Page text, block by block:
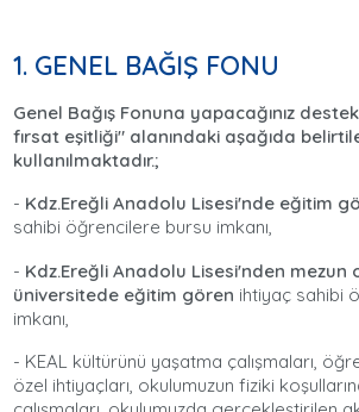
1. GENEL BAĞIŞ FONU
Genel Bağış Fonuna yapacağınız
fırsat eşitliği" alanındaki aşağıda
kullanılmaktadır.;
- Kdz.Ereğli Anadolu Lisesi'nde eğitim
sahibi öğrencilere bursu imkanı,
- Kdz.Ereğli Anadolu Lisesi'nden mezun
üniversitede eğitim gören ihtiyaç sahibi
imkanı,
- KEAL kültürünü yaşatma çalışmaları,
özel ihtiyaçları, okulumuzun fiziki